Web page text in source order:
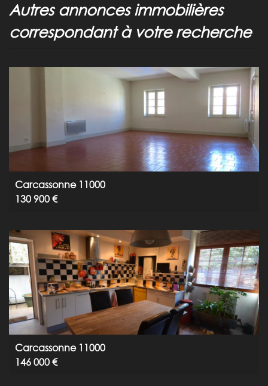
autres annonces immobilières
correspondant à votre recherche
Carcassonne 11000
130 900 €
Carcassonne 11000
146 000 €